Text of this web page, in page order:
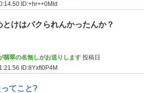
ID:+hr++0Mld
けはパクられんかったんか？
翡翠の名無しがお送りします 投稿日
ID:8YxfI0P4M
てこと?